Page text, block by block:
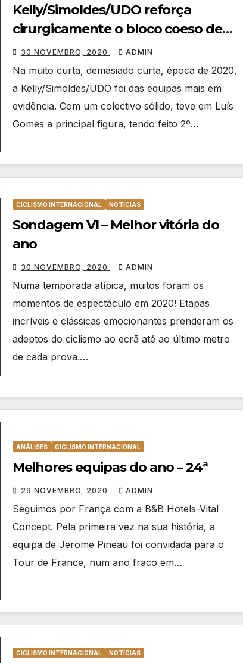
Kelly/Simoldes/UDO reforça
cirurgicamente o bloco coeso de
2020
30 NOVEMBRO, 2020 ADMIN
Na muito curta, demasiado curta, época de 2020,
a Kelly/Simoldes/UDO foi das equipas mais em
evidência. Com um colectivo sólido, teve em Luís
Gomes a principal figura, tendo feito 2º…
CICLISMO INTERNACIONAL NOTÍCIAS
Sondagem VI – Melhor vitória do
ano
30 NOVEMBRO, 2020 ADMIN
Numa temporada atípica, muitos foram os
momentos de espectáculo em 2020! Etapas
incríveis e clássicas emocionantes prenderam os
adeptos do ciclismo ao ecrã até ao último metro
de cada prova.…
ANÁLISES CICLISMO INTERNACIONAL
Melhores equipas do ano – 24ª
29 NOVEMBRO, 2020 ADMIN
Seguimos por França com a B&B Hotels-Vital
Concept. Pela primeira vez na sua história, a
equipa de Jerome Pineau foi convidada para o
Tour de France, num ano fraco em…
CICLISMO INTERNACIONAL NOTÍCIAS